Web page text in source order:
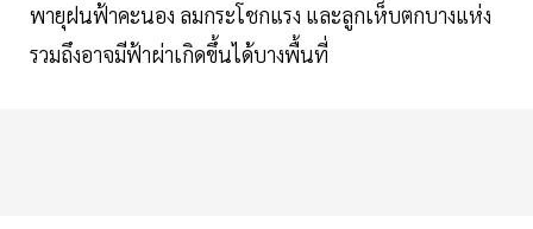
พายุฝนฟ้าคะนอง ลมกระโชกแรง และลูกเห็บตกบางแห่ง
รวมถึงอาจมีฟ้าผ่าเกิดขึ้นได้บางพื้นที่